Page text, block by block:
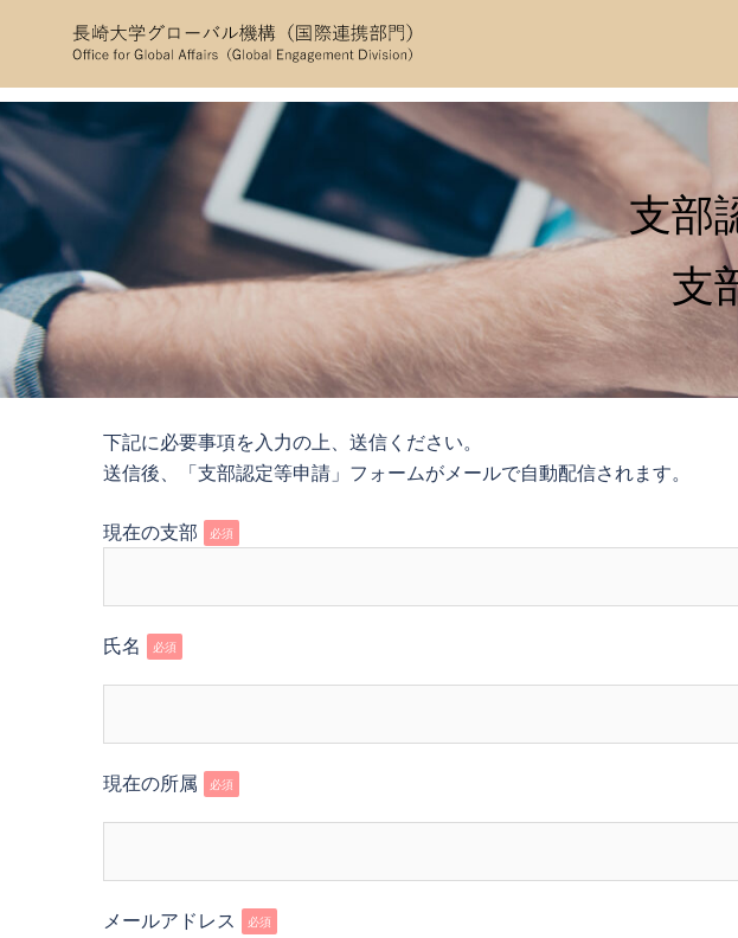
ン
ツ
へ
プ
支部
支
下記に必要事項を入力の上、送信ください。
送信後、「支部認定等申請」フォームがメールで自動配信されます。
現在の支部 必須
氏名 必須
現在の所属 必須
メールアドレス 必須